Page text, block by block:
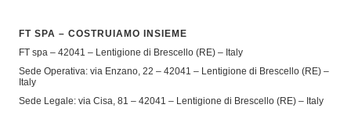
FT SPA – COSTRUIAMO INSIEME
FT spa – 42041 – Lentigione di Brescello (RE) – Italy
Sede Operativa: via Enzano, 22 – 42041 – Lentigione di Brescello (RE) –
Italy
Sede Legale: via Cisa, 81 – 42041 – Lentigione di Brescello (RE) – Italy